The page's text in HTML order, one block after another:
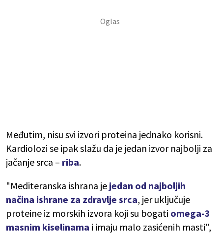
Međutim, nisu svi izvori proteina jednako korisni.
Kardiolozi se ipak slažu da je jedan izvor najbolji za
jačanje srca – riba.
"Mediteranska ishrana je jedan od najboljih
načina ishrane za zdravlje srca, jer uključuje
proteine iz morskih izvora koji su bogati omega-3
masnim kiselinama i imaju malo zasićenih masti",